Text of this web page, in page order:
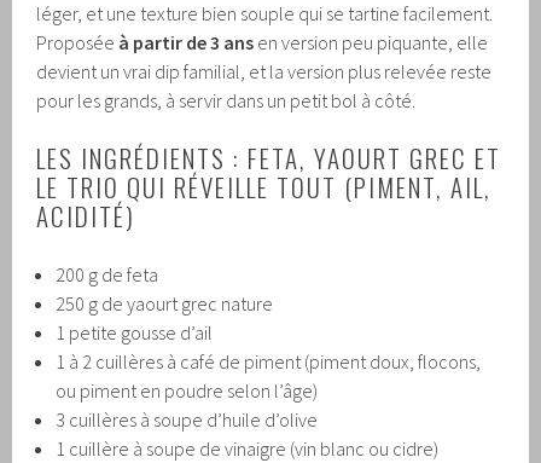
léger, et une texture bien souple qui se tartine facilement.
Proposée à partir de 3 ans en version peu piquante, elle
devient un vrai dip familial, et la version plus relevée reste
pour les grands, à servir dans un petit bol à côté.
LES INGRÉDIENTS : FETA, YAOURT GREC ET
LE TRIO QUI RÉVEILLE TOUT (PIMENT, AIL,
ACIDITÉ)
200 g de feta
250 g de yaourt grec nature
1 petite gousse d’ail
1 à 2 cuillères à café de piment (piment doux, flocons,
ou piment en poudre selon l’âge)
3 cuillères à soupe d’huile d’olive
1 cuillère à soupe de vinaigre (vin blanc ou cidre)